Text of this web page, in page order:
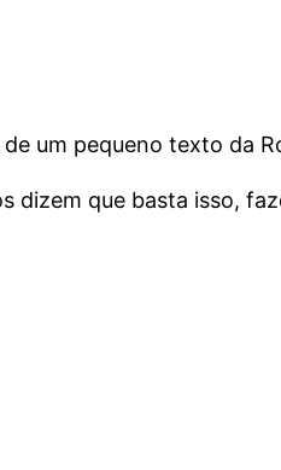
um pequeno texto da
que basta isso,